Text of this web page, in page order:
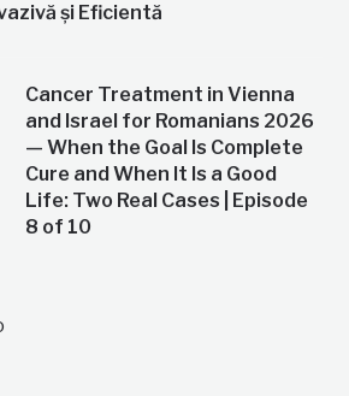
și Eficientă
Cancer Treatment in Vienna
and Israel for Romanians 2026
— When the Goal Is Complete
Cure and When It Is a Good
Life: Two Real Cases | Episode
8 of 10